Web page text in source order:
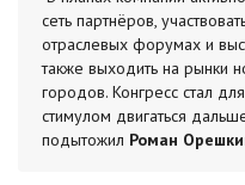
сеть партнёров,
отраслевых форумах и
также выходить на рынки
городов. Конгресс стал
стимулом двигаться
подытожил Роман